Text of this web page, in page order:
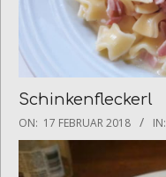
Schinkenfleckerl
2018-
02-
17
ON: 17 FEBRUAR 2018 IN: